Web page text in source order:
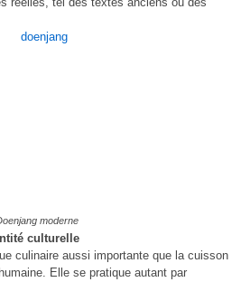
moderne
culturelle
culinaire aussi importante que la cuisson
Elle se pratique autant par